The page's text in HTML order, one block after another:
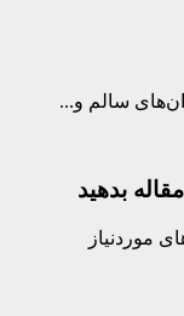
سالم و...
بدهید
موردنیاز